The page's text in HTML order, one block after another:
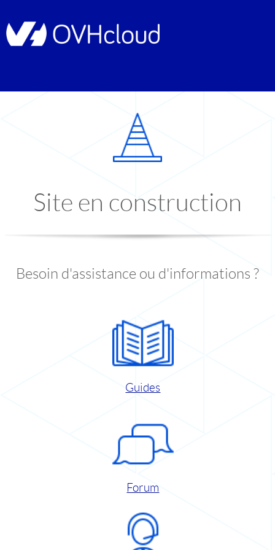
Site en construction
Besoin d'assistance ou d'informations ?
Guides
Forum